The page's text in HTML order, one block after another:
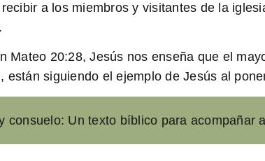
a los miembros y visitantes de la
Mateo 20:28, Jesús nos enseña que el
están siguiendo el ejemplo de Jesús al
consuelo: Un texto bíblico para acompañar